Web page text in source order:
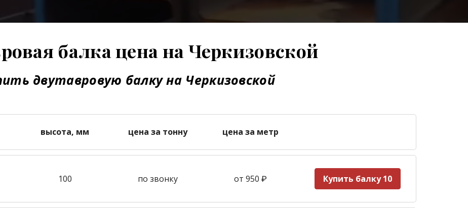
балка цена на Черкизовской
двутавровую балку на Черкизовской
высота, мм цена за тонну цена за метр
100 по звонку от 950 ₽ Купить балку 10